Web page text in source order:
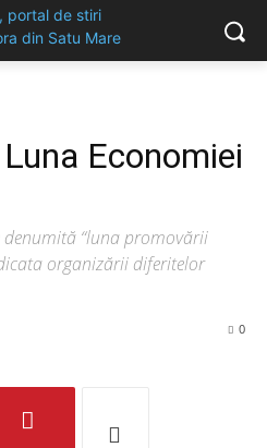
Economiei
denumită “luna promovării
organizării diferitelor
0